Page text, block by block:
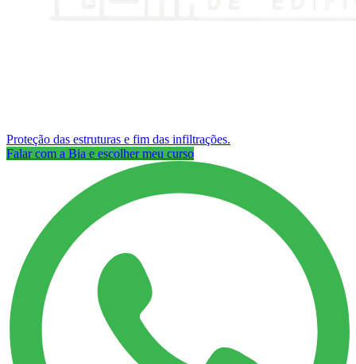
Proteção das estruturas e fim das infiltrações.
Falar com a Bia e escolher meu curso